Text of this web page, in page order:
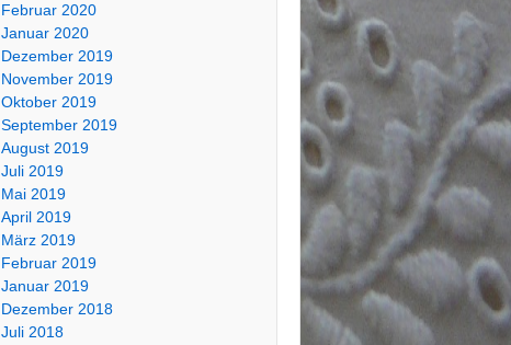
Februar 2020
Januar 2020
Dezember 2019
November 2019
Oktober 2019
September 2019
August 2019
Juli 2019
Mai 2019
April 2019
März 2019
Februar 2019
Januar 2019
Dezember 2018
Juli 2018